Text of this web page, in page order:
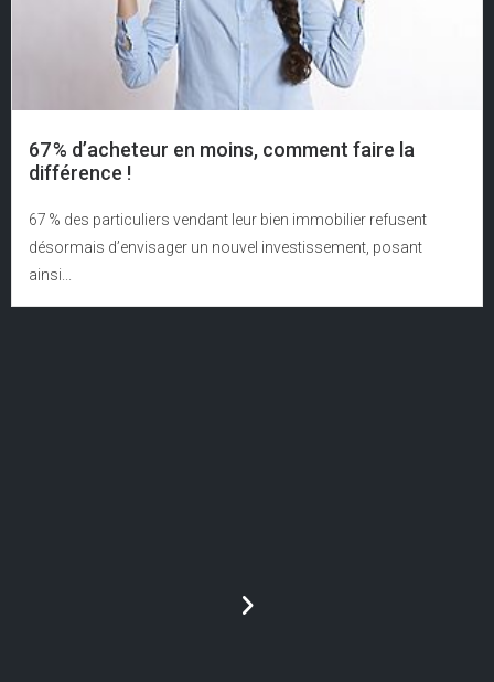
67 % d’acheteur en moins, comment faire la
différence !
67 % des particuliers vendant leur bien immobilier refusent
désormais d’envisager un nouvel investissement, posant
ainsi...